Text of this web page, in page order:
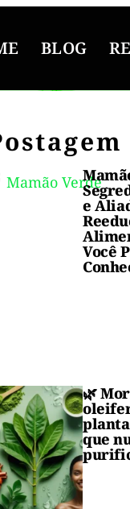
BLOG
e
Você
🌿
que